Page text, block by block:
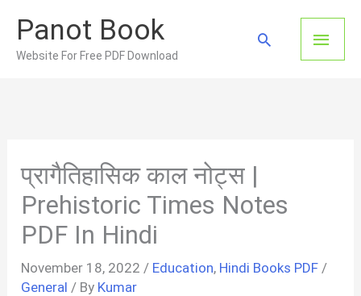
content
Panot Book
Website For Free PDF Download
Main
Search
प्रागैतिहासिक काल नोट्स |
Prehistoric Times Notes
PDF In Hindi
November 18, 2022 / Education, Hindi Books PDF /
General / By Kumar